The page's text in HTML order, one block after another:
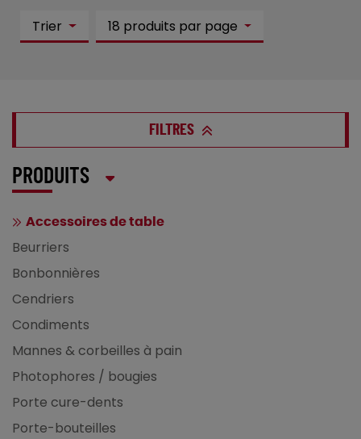
Trier 18 produits par page
FILTRES
PRODUITS
Accessoires de table
Beurriers
Bonbonnières
Cendriers
Condiments
Mannes & corbeilles à pain
Photophores / bougies
Porte cure-dents
Porte-bouteilles